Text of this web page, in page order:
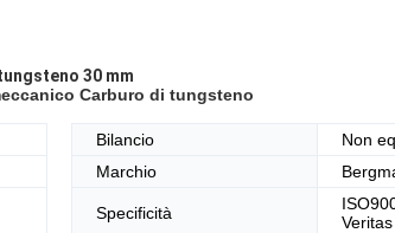
30 mm
Carburo di tungsteno
Bilancio
Non
Marchio
Specificità
Veritas